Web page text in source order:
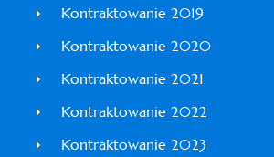
Kontraktowanie 2019
Kontraktowanie 2020
Kontraktowanie 2021
Kontraktowanie 2022
Kontraktowanie 2023